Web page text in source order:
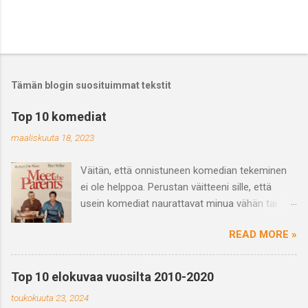
Tämän blogin suosituimmat tekstit
Top 10 komediat
maaliskuuta 18, 2023
Väitän, että onnistuneen komedian tekeminen
ei ole helppoa. Perustan väitteeni sille, että
usein komediat naurattavat minua vähän tai
haastetta tuo myös se, että se mikä naurattaa
jotakuta ei välttämättä naurata toista ja
päinvastoin eli huumori on subjektiivinen
suorastaan loistavan komedian niin on se vaan
READ MORE »
Top 10 elokuvaa vuosilta 2010-2020
toukokuuta 23, 2024